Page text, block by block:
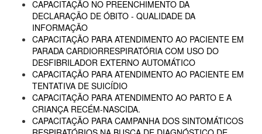
CAPACITAÇÃO NO PREENCHIMENTO DA
DECLARAÇÃO DE ÓBITO - QUALIDADE DA
INFORMAÇÃO
CAPACITAÇÃO PARA ATENDIMENTO AO PACIENTE EM
PARADA CARDIORRESPIRATÓRIA COM USO DO
DESFIBRILADOR EXTERNO AUTOMÁTICO
CAPACITAÇÃO PARA ATENDIMENTO AO PACIENTE EM
TENTATIVA DE SUICÍDIO
CAPACITAÇÃO PARA ATENDIMENTO AO PARTO E A
CRIANÇA RECÉM-NASCIDA.
CAPACITAÇÃO PARA CAMPANHA DOS SINTOMÁTICOS